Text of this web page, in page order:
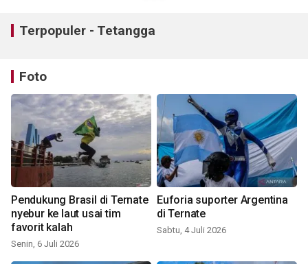
Terpopuler - Tetangga
Foto
Pendukung Brasil di Ternate
nyebur ke laut usai tim
favorit kalah
Senin, 6 Juli 2026
Euforia suporter Argentina
di Ternate
Sabtu, 4 Juli 2026